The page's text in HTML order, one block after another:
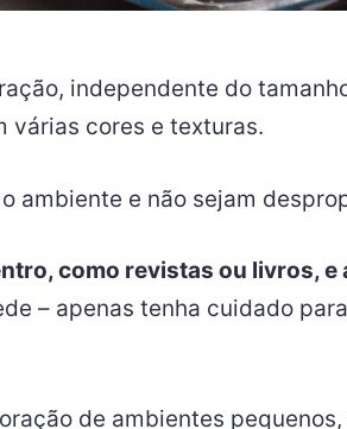
independente do
várias cores e texturas.
ambiente e não sejam
como revistas ou livros,
– apenas tenha cuidado
de ambientes